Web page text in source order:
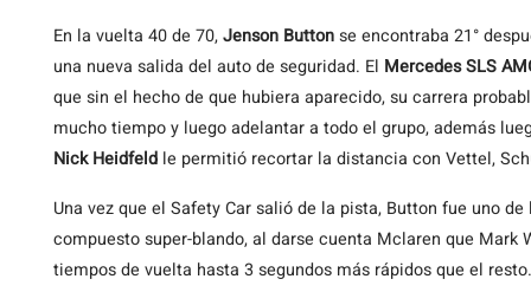
En la vuelta 40 de 70,Jenson Buttonse encontraba 21°
una nueva salida del auto de seguridad. El Mercedes SLS
que sin el hecho de que hubiera aparecido, su carrera
mucho tiempo y luego adelantar a todo el grupo, además
Nick Heidfeld le permitió recortar la distancia con Vettel,
Una vez que el Safety Car salió de la pista, Button fue uno
compuesto super-blando, al darse cuenta Mclaren que
tiempos de vuelta hasta 3 segundos más rápidos que el